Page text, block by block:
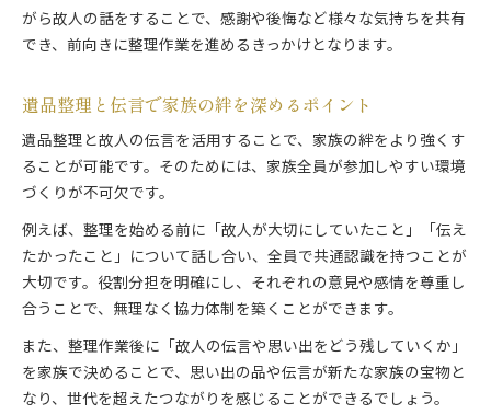
がら故人の話をすることで、感謝や後悔など様々な気持ちを共有
でき、前向きに整理作業を進めるきっかけとなります。
遺品整理と伝言で家族の絆を深めるポイント
遺品整理と故人の伝言を活用することで、家族の絆をより強くす
ることが可能です。そのためには、家族全員が参加しやすい環境
づくりが不可欠です。
例えば、整理を始める前に「故人が大切にしていたこと」「伝え
たかったこと」について話し合い、全員で共通認識を持つことが
大切です。役割分担を明確にし、それぞれの意見や感情を尊重し
合うことで、無理なく協力体制を築くことができます。
また、整理作業後に「故人の伝言や思い出をどう残していくか」
を家族で決めることで、思い出の品や伝言が新たな家族の宝物と
なり、世代を超えたつながりを感じることができるでしょう。